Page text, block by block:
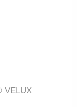
VELUX